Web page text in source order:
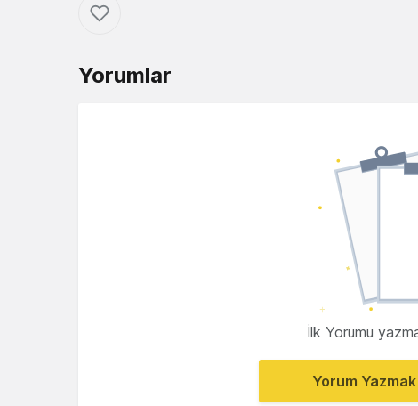
Yorumlar
İlk Yorumu
Yorum